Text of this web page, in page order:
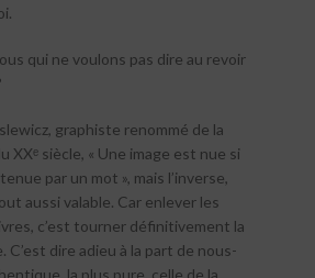
qui ne voulons pas dire au revoir
graphiste renommé de la
XXᵉ siècle, « Une image est nue si
par un mot », mais l’inverse,
aussi valable. Car enlever les
c’est tourner définitivement la
C’est dire adieu à la part de nous-